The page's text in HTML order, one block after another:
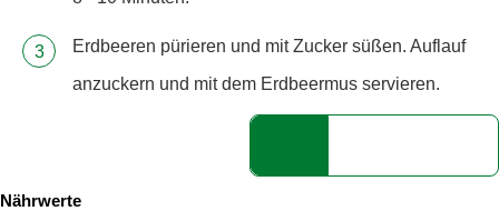
Erdbeeren pürieren und mit Zucker süßen. Auflauf
anzuckern und mit dem Erdbeermus servieren.
Nährwerte